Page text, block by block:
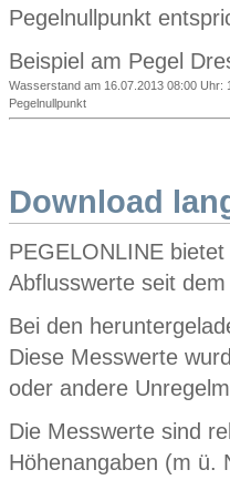
Pegelnullpunkt
Beispiel am Pegel
Wasserstand am 16.07.2013 08:00 Uhr:
Pegelnullpunkt
Download
PEGELONLINE
Abflusswerte seit
Bei den
Diese Messwerte
oder andere
Die Messwerte sind
Höhenangaben (m ü.